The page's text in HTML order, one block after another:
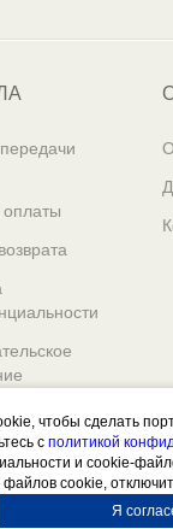
чтобы сделать
с политикой
и cookie-
cookie,
Я